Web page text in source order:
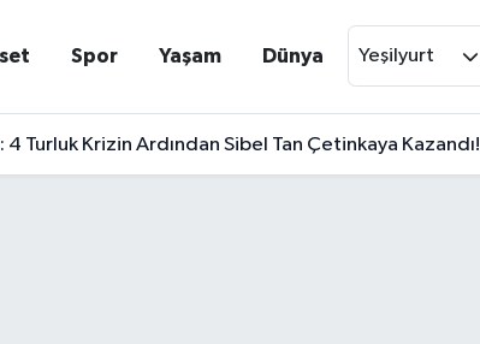
Spor Yaşam Dünya Yeşilyurt
Turluk Krizin Ardından Sibel Tan Çetinkaya Kazandı!